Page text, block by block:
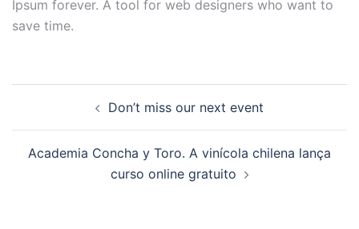
Ipsum forever. A tool for web designers who want to
save time.
Don’t miss our next event
Academia Concha y Toro. A vinícola chilena lança
curso online gratuito